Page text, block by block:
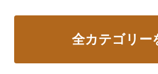
全カテゴリー